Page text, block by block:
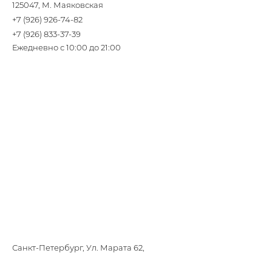
125047, М. Маяковская
+7 (926) 926-74-82
+7 (926) 833-37-39
Ежедневно с 10:00 до 21:00
Санкт-Петербург, Ул. Марата 62,